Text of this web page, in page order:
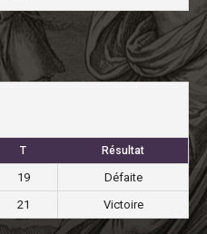
T Résultat
19
Défaite
21 Victoire